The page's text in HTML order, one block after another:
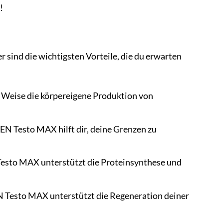
sind die wichtigsten Vorteile, die du erwarten
die körpereigene Produktion von
Testo MAX hilft dir, deine Grenzen zu
MAX unterstützt die Proteinsynthese und
Testo MAX unterstützt die Regeneration deiner